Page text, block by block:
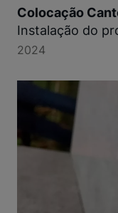
Colocação
Instalação do
2024